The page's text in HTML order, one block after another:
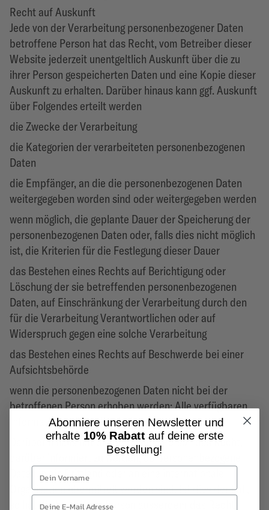
Recht auf Auskunft
Jede von der Verarbeitung personenbezogener Daten
betroffene Person hat das Recht, vom Betreiber dieser
Website jederzeit unentgeltlich Auskunft über die zu
ihrer Person gespeicherten Daten und eine Kopie dieser
Auskunft zu erhalten. Darüber hinaus kann ggf. Auskunft
über Folgendes erteilt werden
die Zwecke der Verarbeitung
die Kategorien der verarbeiteten personenbezogenen
Daten
die Empfänger, an die die personenbezogenen Daten
weitergegeben worden sind oder weitergegeben werden
wenn möglich, die geplante Dauer der Speicherung der
personenbezogenen Daten oder, falls dies nicht möglich
ist, die Kriterien für die Festlegung dieser Dauer
das Bestehen eines Rechts auf Berichtigung oder
Löschung der sie betreffenden personenbezogenen
Daten, auf Einschränkung der Verarbeitung durch den
für die Verarbeitung Verantwortlichen oder auf
Widerspruch gegen eine solche Verarbeitung
das Bestehen eines Rechts auf Beschwerde bei einer
Aufsichtsbehörde
wenn die personenbezogenen Daten nicht bei der
betroffenen Person erhoben werden: Alle verfügbaren
Informationen über die Herkunft der Daten.
Darüber hinaus hat die betroffene Person das Recht,
darüber informiert zu werden, ob personenbezogene
Daten in ein Drittland oder an eine internationale
Organisation übermittelt worden sind. Ist dies der Fall,
so hat die betroffene Person ausserdem das Recht,
Abonniere unseren Newsletter und
erhalte 10% Rabatt auf deine erste
Bestellung!